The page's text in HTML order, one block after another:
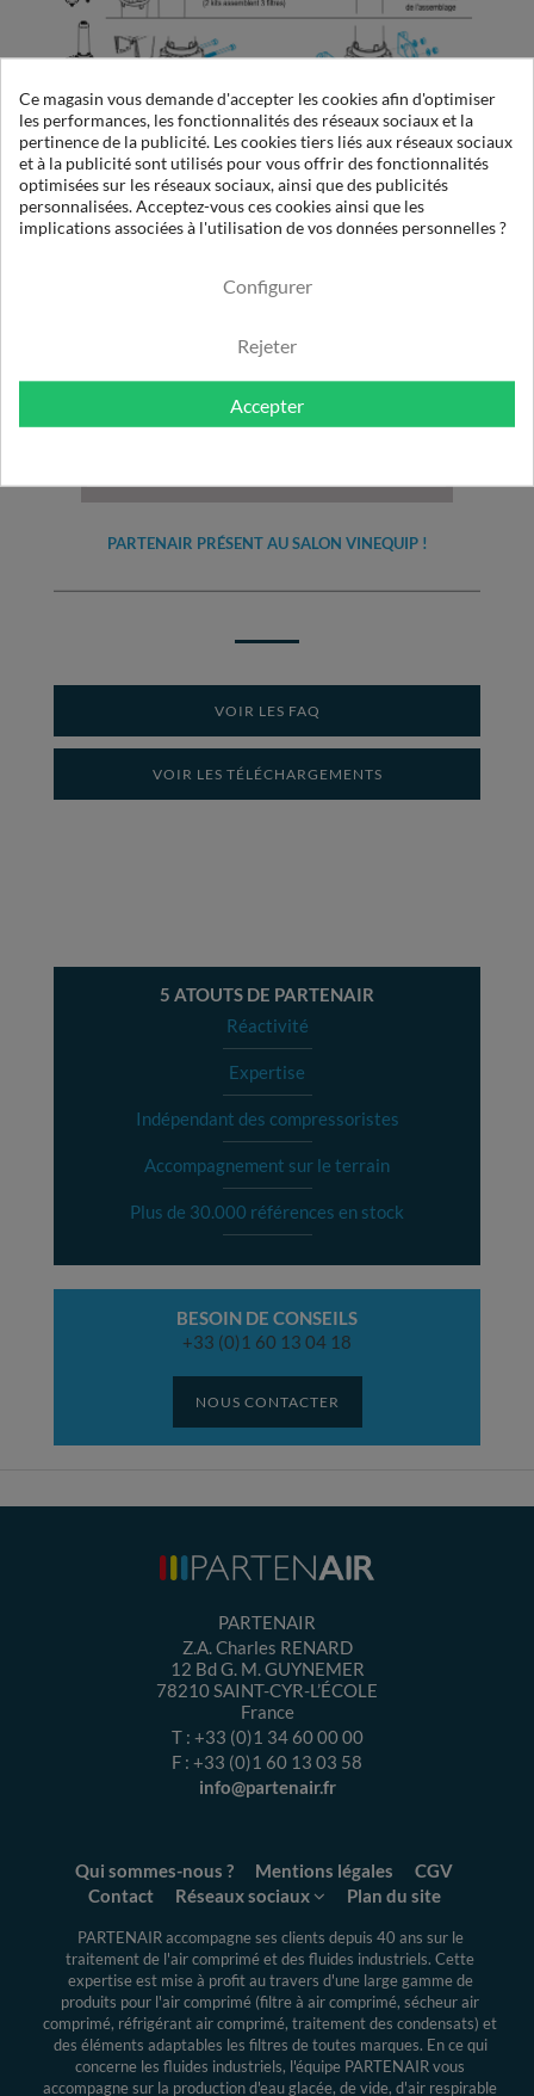
KITS D'ASSEMBLAGE ET DE FIXATION MURALE
POUR FILTRES WALKER
PARTENAIR PRÉSENT AU SALON VINEQUIP !
VOIR LES FAQ
VOIR LES TÉLÉCHARGEMENTS
5 ATOUTS DE PARTENAIR
Réactivité
Expertise
Indépendant des compressoristes
Accompagnement sur le terrain
Plus de 30.000 références en stock
BESOIN DE CONSEILS
+33 (0)1 60 13 04 18
NOUS CONTACTER
PARTENAIR
Z.A. Charles RENARD
12 Bd G. M. GUYNEMER
78210SAINT-CYR-L’ÉCOLE
France
T : +33 (0)1 34 60 00 00
F : +33 (0)1 60 13 03 58
info@partenair.fr
Qui sommes-nous ? Mentions légales
CGV
Contact
Réseaux sociaux Plan du site
PARTENAIR accompagne ses clients depuis 40 ans sur le
traitement de l'air comprimé et des fluides industriels. Cette
expertiseest mise à profit au travers d'une large gamme de
produits pour l'air comprimé (filtre à air comprimé, sécheur air
comprimé, réfrigérant air comprimé, traitement des condensats) et
des éléments adaptables les filtres de toutes marques. En ce qui
concerne les fluides industriels, l'équipe PARTENAIR vous
accompagne sur la production d'eau glacée, de vide, d'air respirable
Ce magasin vous demande d'accepter les cookies afin d'optimiser
les performances, les fonctionnalités des réseaux sociaux et la
pertinence de la publicité. Les cookies tiers liés aux réseaux sociaux
et à la publicité sont utilisés pour vous offrir des fonctionnalités
optimisées sur les réseaux sociaux, ainsi que des publicités
personnalisées. Acceptez-vous ces cookies ainsi que les
implications associées à l'utilisation de vos données personnelles ?
Configurer
Rejeter
Accepter